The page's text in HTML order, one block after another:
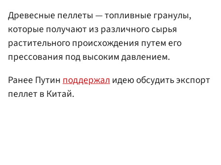
Древесные пеллеты — топливные гранулы,
которые получают из различного сырья
растительного происхождения путем его
прессования под высоким давлением.
Ранее Путинподдержалидею обсудить экспорт
пеллет в Китай.